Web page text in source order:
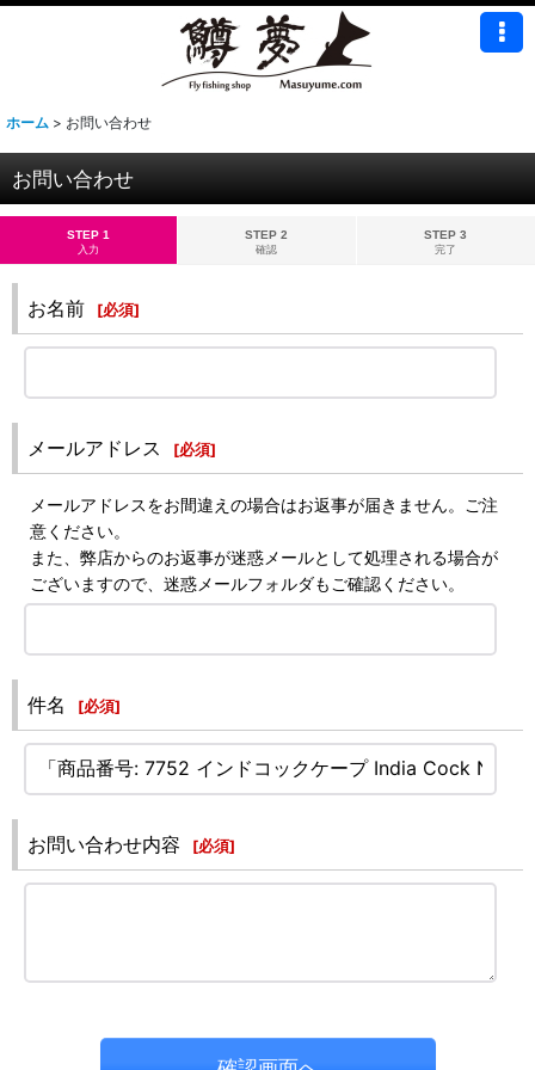
ホーム > お問い合わせ
お問い合わせ
STEP 1
入力
STEP 2
確認
STEP 3
完了
お名前 [必須]
メールアドレス [必須]
メールアドレスをお間違えの場合はお返事が届きません。ご注
意ください。
また、弊店からのお返事が迷惑メールとして処理される場合が
ございますので、迷惑メールフォルダもご確認ください。
件名 [必須]
お問い合わせ内容 [必須]